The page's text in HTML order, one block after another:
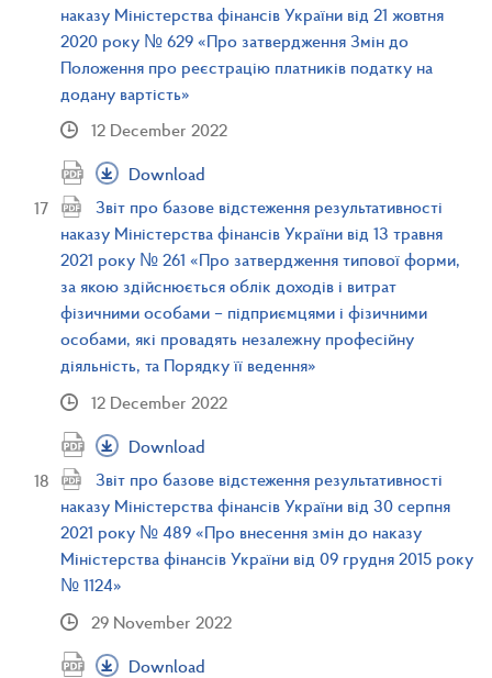
наказу Міністерства фінансів України від 21 жовтня
2020 року № 629 «Про затвердження Змін до
Положення про реєстрацію платників податку на
додану вартість»
12 December 2022
Download
Звіт про базове відстеження результативності
наказу Міністерства фінансів України від 13 травня
2021 року № 261 «Про затвердження типової форми,
за якою здійснюється облік доходів і витрат
фізичними особами – підприємцями і фізичними
особами, які провадять незалежну професійну
діяльність, та Порядку її ведення»
12 December 2022
Download
Звіт про базове відстеження результативності
наказу Міністерства фінансів України від 30 серпня
2021 року № 489 «Про внесення змін до наказу
Міністерства фінансів України від 09 грудня 2015 року
№ 1124»
29 November 2022
Download